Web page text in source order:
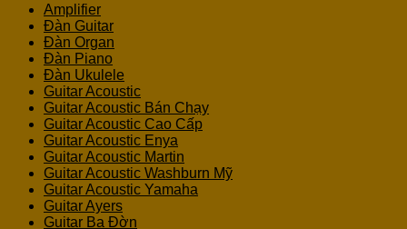
Amplifier
Đàn Guitar
Đàn Organ
Đàn Piano
Đàn Ukulele
Guitar Acoustic
Guitar Acoustic Bán Chạy
Guitar Acoustic Cao Cấp
Guitar Acoustic Enya
Guitar Acoustic Martin
Guitar Acoustic Washburn Mỹ
Guitar Acoustic Yamaha
Guitar Ayers
Guitar Ba Đờn